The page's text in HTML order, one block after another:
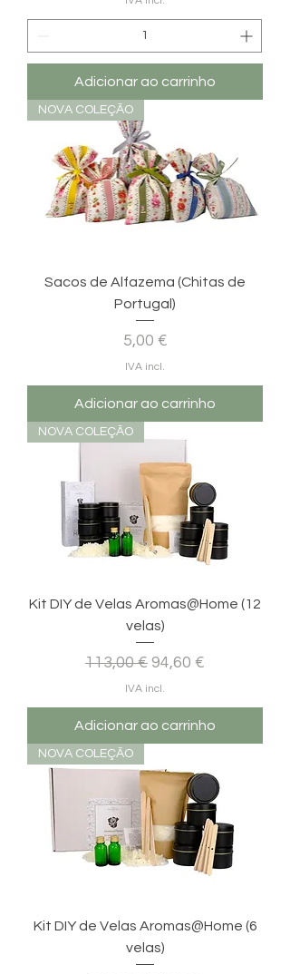
Adicionar ao carrinho
NOVA COLEÇÃO
Sacos de Alfazema (Chitas de
Portugal)
Preço
5,00 €
IVA incl.
Adicionar ao carrinho
NOVA COLEÇÃO
Kit DIY de Velas Aromas@Home (12
velas)
Preço normal
113,00 € Preço promocional
94,60 €
IVA incl.
Adicionar ao carrinho
NOVA COLEÇÃO
Kit DIY de Velas Aromas@Home (6
velas)